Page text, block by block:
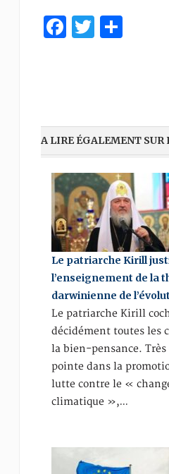
Facebook
Twitter
A LIRE ÉGALEMENT
Le patriarche Kirill
l’enseignement de la
darwinienne de
Le patriarche Kirill
décidément toutes les
la bien-pensance. Très
pointe dans la
lutte contre le «
climatique »,…